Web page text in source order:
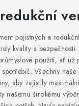
pojistných a
kvality a
použití, ať už
Všechny
aby zajistily
našemu širokému